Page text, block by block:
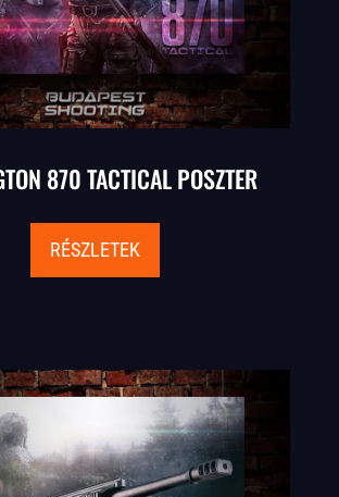
870 TACTICAL POSZTER
RÉSZLETEK